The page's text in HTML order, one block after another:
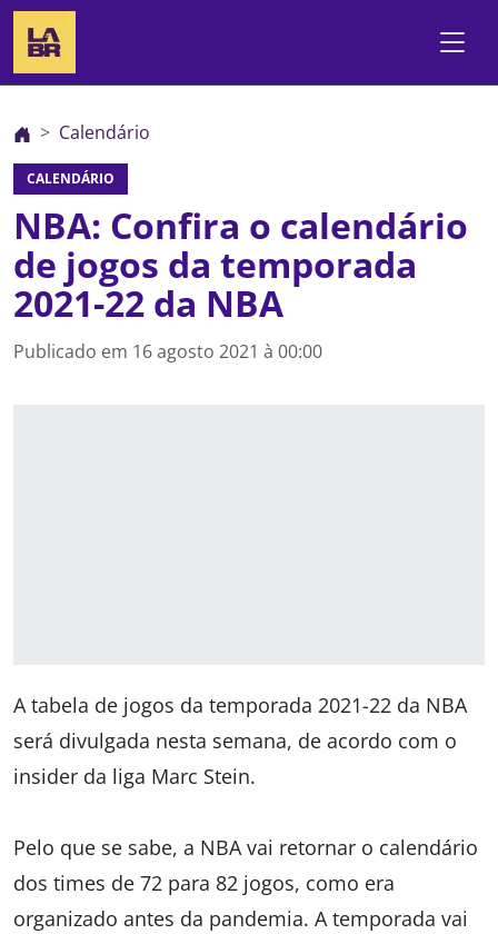
Calendário
CALENDÁRIO
NBA: Confira o calendário
de jogos da temporada
2021-22 da NBA
Publicado em 16 agosto 2021 à 00:00
A tabela de jogos da temporada 2021-22 da NBA
será divulgada nesta semana, de acordo com o
insider da liga Marc Stein.
Pelo que se sabe, a NBA vai retornar o calendário
dos times de 72 para 82 jogos, como era
organizado antes da pandemia. A temporada vai